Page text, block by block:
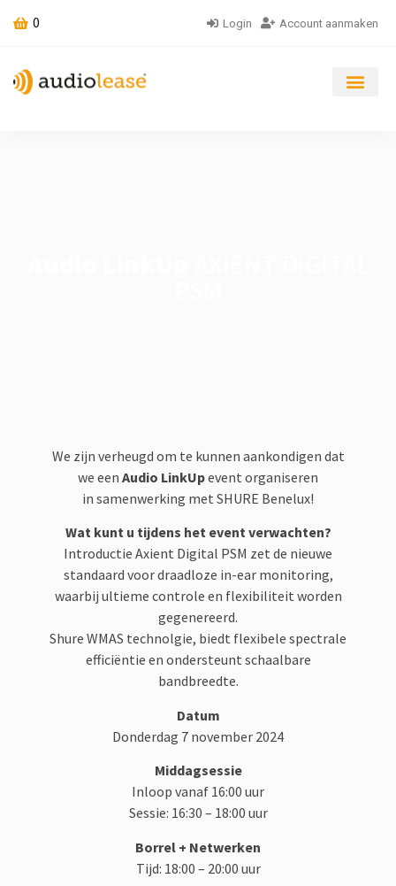
0 Login Account aanmaken
We zijn verheugd om te kunnen aankondigen dat
we een Audio LinkUpevent organiseren
in samenwerking met SHURE Benelux!
Wat kunt u tijdens het event verwachten?
Introductie Axient Digital PSM zet de nieuwe
standaard voor draadloze in-ear monitoring,
waarbij ultieme controle en flexibiliteit worden
gegenereerd.
Shure WMAS technolgie, biedt flexibele spectrale
efficiëntie en ondersteunt schaalbare
bandbreedte.
Datum
Donderdag 7 november 2024
Middagsessie
Inloop vanaf 16:00 uur
Sessie: 16:30 – 18:00 uur
Borrel + Netwerken
Tijd: 18:00 – 20:00 uur